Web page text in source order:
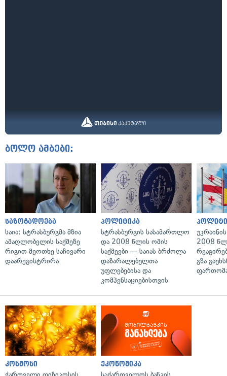
ბოლო ამბები:
საზოგადოება
საია: სტრასბურგმა მზია
ამაღლობელის საქმეზე
რიგით მეოთხე საჩივარი
დაარეგისტრირა
პოლიტიკა
სტრასბურგის სასამართლო
და 2008 წლის ომის
საქმეები — საიას ბრძოლა
დაზარალებულთა
უფლებებისა და
კომპენსაციებისთვის
2008
გზა
კოსმოსი ეკონომიკა